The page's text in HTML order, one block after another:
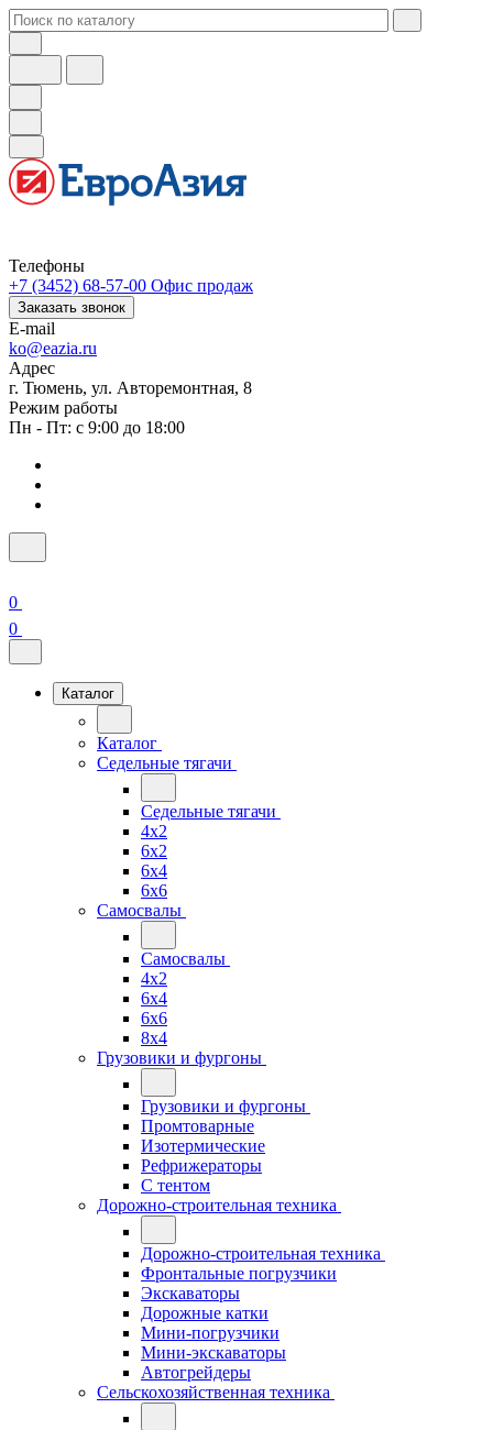
Телефоны
+7 (3452) 68-57-00 Офис продаж
Заказать звонок
E-mail
ko@eazia.ru
Адрес
г. Тюмень, ул. Авторемонтная, 8
Режим работы
Пн - Пт: с 9:00 до 18:00
0
0
Каталог
Каталог
Седельные тягачи
Седельные тягачи
4x2
6x2
6x4
6x6
Самосвалы
Самосвалы
4x2
6x4
6x6
8x4
Грузовики и фургоны
Грузовики и фургоны
Промтоварные
Изотермические
Рефрижераторы
С тентом
Дорожно-строительная техника
Дорожно-строительная техника
Фронтальные погрузчики
Экскаваторы
Дорожные катки
Мини-погрузчики
Мини-экскаваторы
Автогрейдеры
Сельскохозяйственная техника